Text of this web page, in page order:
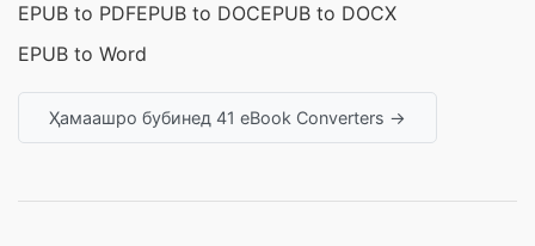
EPUB to PDFEPUB to DOCEPUB to DOCX
EPUB to Word
Ҳамаашро бубинед 41 eBook Converters →